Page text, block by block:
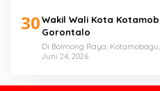
30Wakil Wali Kota
Gorontalo
Di Bolmong Raya,
Juni 24, 2026